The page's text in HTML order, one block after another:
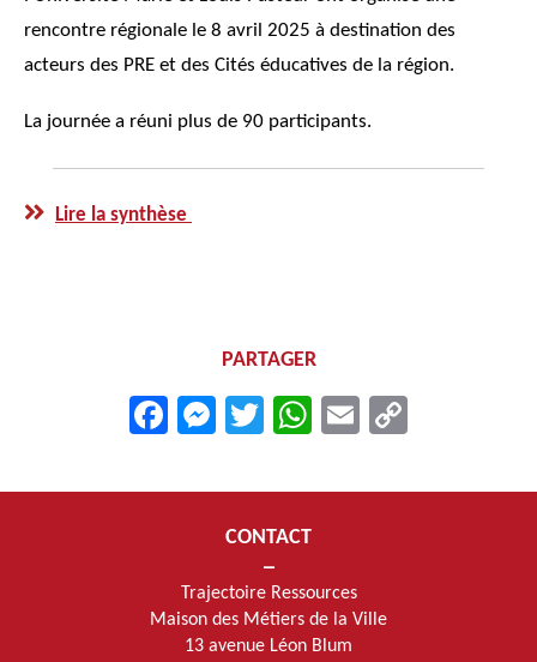
rencontre régionale le 8 avril 2025 à destination des
acteurs des PRE et des Cités éducatives de la région.
La journée a réuni plus de 90 participants.
Lire la synthèse
PARTAGER
Facebook
Messenger
TwitterWhatsApp
Email
CONTACT
Trajectoire Ressources
Maison des Métiers de la Ville
13 avenue Léon Blum